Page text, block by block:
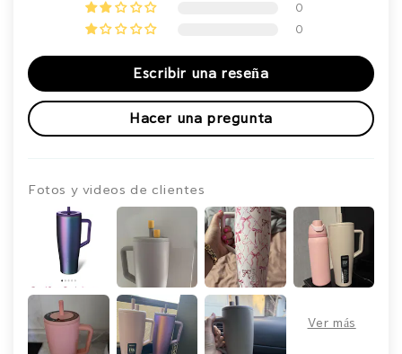
0
0
Escribir una reseña
Hacer una pregunta
Fotos y videos de clientes